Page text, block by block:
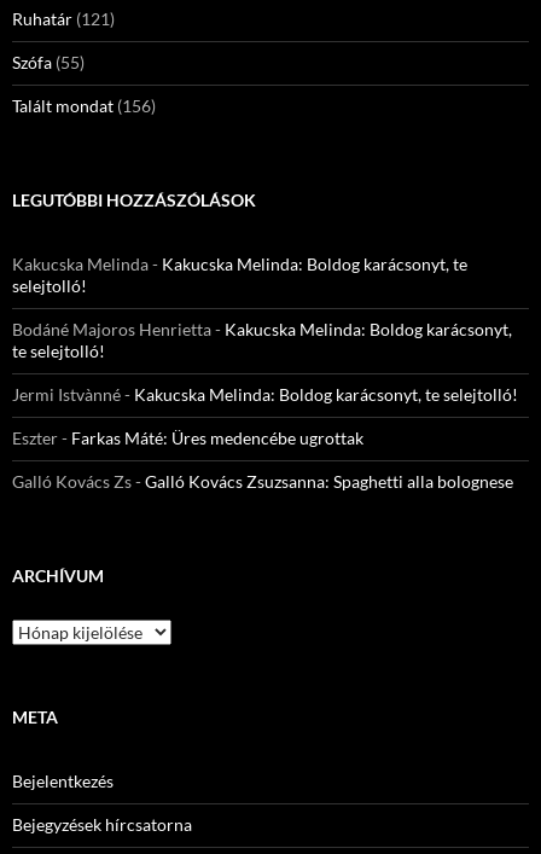
Ruhatár (121)
Szófa (55)
Talált mondat (156)
LEGUTÓBBI HOZZÁSZÓLÁSOK
Kakucska Melinda- Kakucska Melinda: Boldog karácsonyt, te
selejtolló!
Bodáné Majoros Henrietta- Kakucska Melinda: Boldog karácsonyt,
te selejtolló!
Jermi Istvànné- Kakucska Melinda: Boldog karácsonyt, te selejtolló!
Eszter- Farkas Máté: Üres medencébe ugrottak
Galló Kovács Zs-Galló Kovács Zsuzsanna: Spaghetti alla bolognese
ARCHÍVUM
Archívum
META
Bejelentkezés
Bejegyzések hírcsatorna